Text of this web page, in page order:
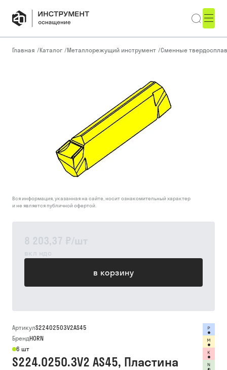
Главная /Каталог /Металлорежущий инструмент /Сменные
8 203,37 ₽/шт
вкл ндс
в корзину
Вся информация, указанная на сайте, носит ознакомительный характер
и не является публичной офертой.
АртикулS22402503V2AS45
БрендHORN
6 шт
S224.0250.3V2 AS45, Пластина